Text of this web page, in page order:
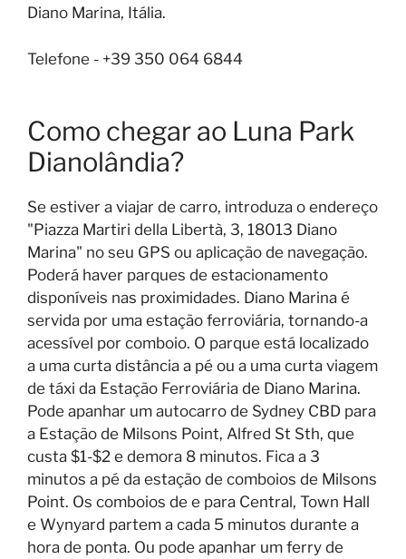
Diano Marina, Itália.
Telefone - +39 350 064 6844
Como chegar ao Luna Park
Dianolândia?
Se estiver a viajar de carro, introduza o endereço
"Piazza Martiri della Libertà, 3, 18013 Diano
Marina" no seu GPS ou aplicação de navegação.
Poderá haver parques de estacionamento
disponíveis nas proximidades. Diano Marina é
servida por uma estação ferroviária, tornando-a
acessível por comboio. O parque está localizado
a uma curta distância a pé ou a uma curta viagem
de táxi da Estação Ferroviária de Diano Marina.
Pode apanhar um autocarro de Sydney CBD para
a Estação de Milsons Point, Alfred St Sth, que
custa $1-$2 e demora 8 minutos. Fica a 3
minutos a pé da estação de comboios de Milsons
Point. Os comboios de e para Central, Town Hall
e Wynyard partem a cada 5 minutos durante a
hora de ponta. Ou pode apanhar um ferry de